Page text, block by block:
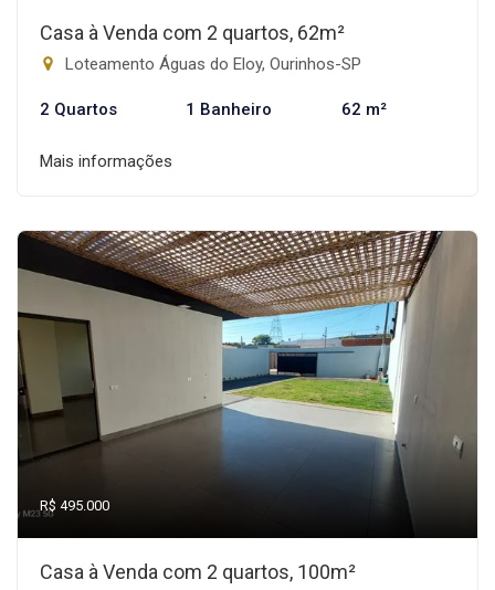
Casa à Venda com 2 quartos, 62m²
Loteamento Águas do Eloy, Ourinhos-SP
2 Quartos 1 Banheiro 62 m²
Mais informações
R$ 495.000
Casa à Venda com 2 quartos, 100m²